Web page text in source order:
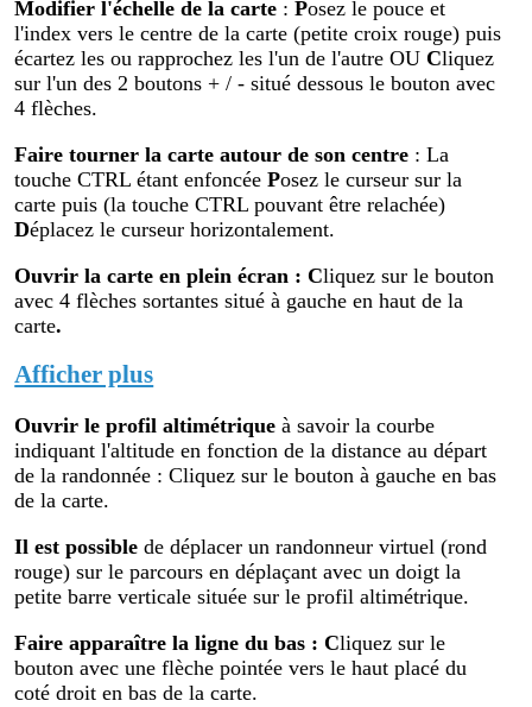
Modifier l'échelle de la carte :Posez le pouce et
l'index vers le centre de la carte (petite croix rouge) puis
écartez les ou rapprochez les l'un de l'autre OUCliquez
sur l'un des 2 boutons + / - situé dessous le bouton avec
4 flèches.
Faire tourner la carte autour de son centre : La
touche CTRL étant enfoncéePosez le curseur sur la
carte puis (la touche CTRL pouvant être relachée)
Déplacez le curseur horizontalement.
Ouvrir la carte en plein écran :Cliquez sur le bouton
avec 4 flèches sortantes situé à gauche en haut de la
carte.
Afficher plus
Ouvrir le profil altimétrique à savoir la courbe
indiquant l'altitude en fonction de la distance au départ
de la randonnée : Cliquez sur le bouton à gauche en bas
de la carte.
Il est possible de déplacer un randonneur virtuel (rond
rouge) sur le parcours en déplaçant avec un doigt la
petite barre verticale située sur le profil altimétrique.
Faire apparaître la ligne du bas : Cliquez sur le
bouton avec une flèche pointée vers le haut placé du
coté droit en bas de la carte.